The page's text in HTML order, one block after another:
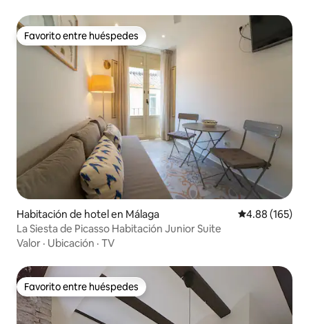
Favorito entre huéspedes
Favorito entre huéspedes
Habitación de hotel en Málaga Calificación
4.88 (165)
La Siesta de Picasso Habitación Junior Suite
Valor · Ubicación · TV
Favorito entre huéspedes
Favorito entre huéspedes